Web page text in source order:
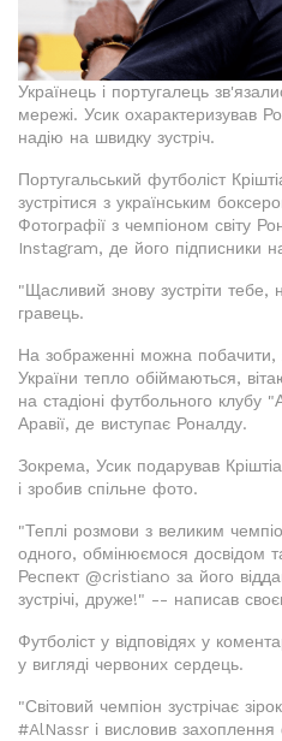
Українець і португалець
мережі. Усик охарактеризував
надію на швидку зустріч.
Португальський футболіст
зустрітися з українським
Фотографії з чемпіоном світу
Instagram, де його підписники
"Щасливий знову зустріти
гравець.
На зображенні можна побачити,
України тепло обіймаються,
на стадіоні футбольного клубу
Аравії, де виступає Роналду.
Зокрема, Усик подарував
і зробив спільне фото.
"Теплі розмови з великим
одного, обмінюємося досвідом
Респект @cristiano за його
зустрічі, друже!" -- написав
Футболіст у відповідях у
у вигляді червоних сердець.
"Світовий чемпіон зустрічає
#AlNassr і висловив